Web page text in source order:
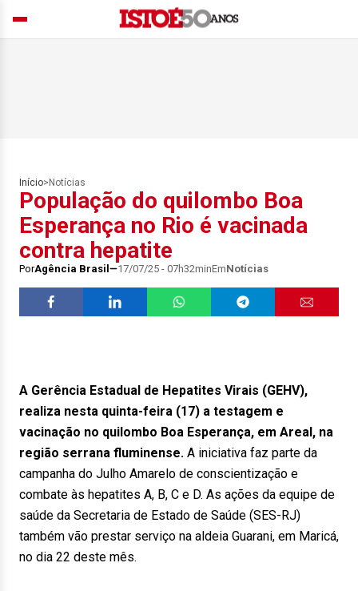
Início> Notícias
População do quilombo Boa
Esperança no Rio é vacinada
contra hepatite
PorAgência Brasil 17/07/25 - 07h32minEmNotícias
A Gerência Estadual de Hepatites Virais (GEHV),
realiza nesta quinta-feira (17) a testagem e
vacinação no quilombo Boa Esperança, em Areal, na
região serrana fluminense. A iniciativa faz parte da
campanha do Julho Amarelo de conscientização e
combate às hepatites A, B, C e D. As ações da equipe de
saúde da Secretaria de Estado de Saúde (SES-RJ)
também vão prestar serviço na aldeia Guarani, em Maricá,
no dia 22 deste mês.